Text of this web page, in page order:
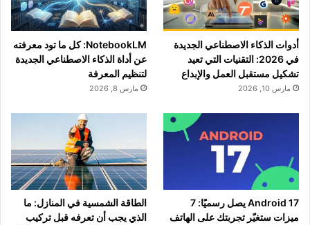
أدوات الذكاء الاصطناعي الجديدة
في 2026: التقنيات التي تعيد
تشكيل مستقبل العمل والإبداع
مارس 10, 2026
NotebookLM: كل ما تود معرفته
عن أداة الذكاء الاصطناعي الجديدة
لتنظيم المعرفة
مارس 8, 2026
Android 17 يصل رسميًا: 7
ميزات ستغيّر تجربتك على الهاتف
الطاقة الشمسية في المنازل: ما
الذي يجب أن تعرفه قبل تركيب